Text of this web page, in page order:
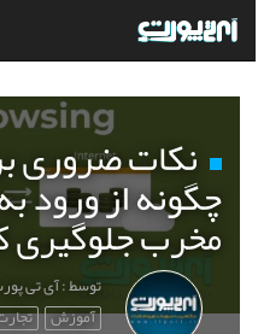
نکات ضروری
چگونه از ورود
مخرب جلوگیری
توسط : آی تی
آموزش